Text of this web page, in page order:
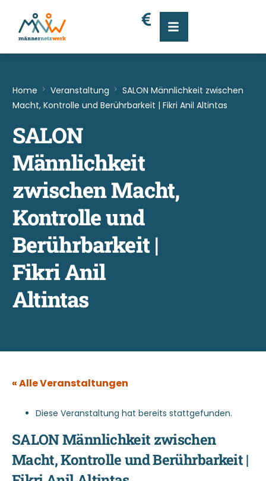
Home Veranstaltung
SALON Männlichkeit zwischen
Macht, Kontrolle und Berührbarkeit | Fikri Anil Altintas
SALON
Männlichkeit
zwischen Macht,
Kontrolle und
Berührbarkeit |
Fikri Anil
Altintas
« Alle Veranstaltungen
Diese Veranstaltung hat bereits stattgefunden.
SALON Männlichkeit zwischen
Macht, Kontrolle und Berührbarkeit |